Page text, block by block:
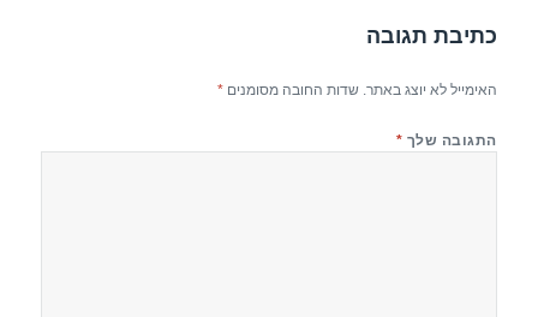
k
כתיבת תגובה
האימייל לא יוצג באתר. שדות החובה מסומנים*
התגובה שלך *